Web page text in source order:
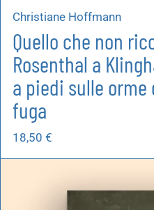
Christiane Hoffmann
Quello che non
Rosenthal a
a piedi sulle
fuga
18,50 €